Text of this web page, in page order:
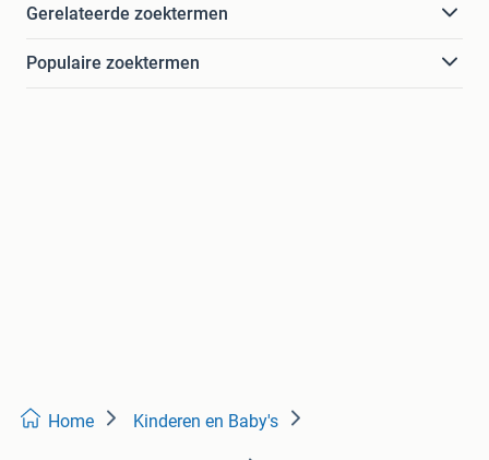
Gerelateerde zoektermen
Populaire zoektermen
Home Kinderen en Baby's